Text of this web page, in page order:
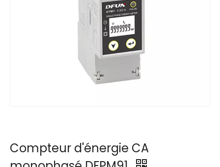
Compteur d'énergie CA